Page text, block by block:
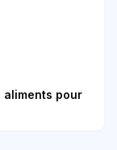
aliments pour